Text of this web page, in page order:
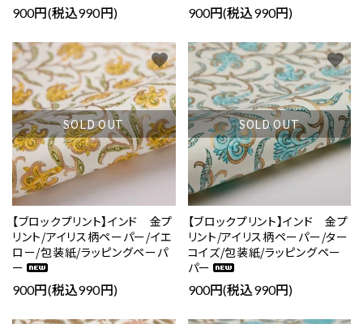
900円(税込990円) 900円(税込990円)
SOLD OUT
【ブロックプリント】インド 金プ
リント/アイリス柄ペーパー/イエ
ロー/包装紙/ラッピングペーパ
ー
900円(税込990円)
favorite
SOLD OUT
【ブロックプリント】インド 金プ
リント/アイリス柄ペーパー/ター
コイズ/包装紙/ラッピングペー
パー
900円(税込990円)
favorite